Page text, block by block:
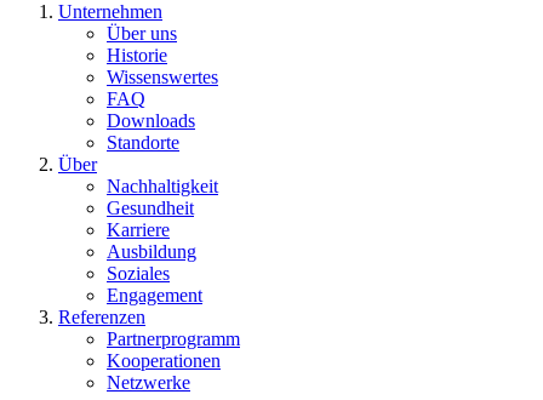
Unternehmen
Über uns
Historie
Wissenswertes
FAQ
Downloads
Standorte
Über
Nachhaltigkeit
Gesundheit
Karriere
Ausbildung
Soziales
Engagement
Referenzen
Partnerprogramm
Kooperationen
Netzwerke